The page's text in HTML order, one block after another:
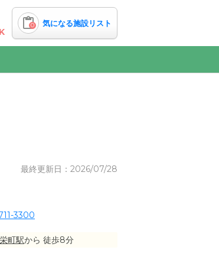
0 気になる施設リスト
最終更新日：2026/07/28
3300
栄町駅から 徒歩8分